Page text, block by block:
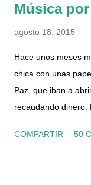
Música
agosto 18, 2015
Hace unos meses
chica con unas
Paz, que iban a
recaudando dinero.
algo o no, ni
COMPARTIR 50